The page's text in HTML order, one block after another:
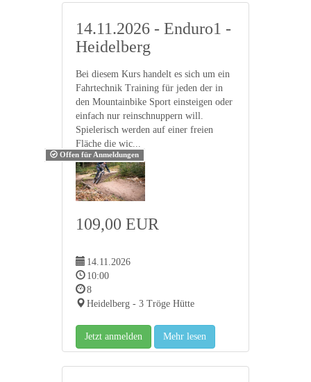
14.11.2026 - Enduro1 -
Heidelberg
Bei diesem Kurs handelt es sich um ein
Fahrtechnik Training für jeden der in
den Mountainbike Sport einsteigen oder
einfach nur reinschnuppern will.
Spielerisch werden auf einer freien
Fläche die wic...
Offen für Anmeldungen
109,00 EUR
14.11.2026
10:00
8
Heidelberg - 3 Tröge Hütte
Jetzt anmelden Mehr lesen